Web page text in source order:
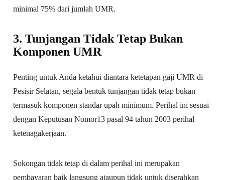
minimal 75% dari jumlah UMR.
3. Tunjangan Tidak Tetap Bukan
Komponen UMR
Penting untuk Anda ketahui diantara ketetapan gaji UMR di
Pesisir Selatan, segala bentuk tunjangan tidak tetap bukan
termasuk komponen standar upah minimum. Perihal ini sesuai
dengan Keputusan Nomor13 pasal 94 tahun 2003 perihal
ketenagakerjaan.
Sokongan tidak tetap di dalam perihal ini merupakan
pembayaran baik langsung ataupun tidak untuk diserahkan